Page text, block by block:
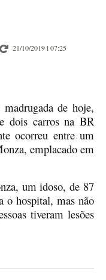
21/10/2019 l 07:25
de hoje,
dois carrosna BR
ocorreu entre um
emplacado em
um idoso, de 87
o hospital, mas não
tiveram lesões